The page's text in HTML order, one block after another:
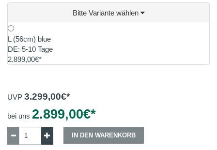
Bitte Variante wählen
L (56cm) blue
DE: 5-10 Tage
2.899,00€*
UVP 3.299,00€*
bei uns 2.899,00€*
IN DEN WARENKORB